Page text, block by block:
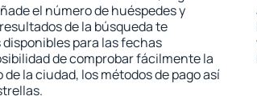
el número de huéspedes y
de la búsqueda te
para las fechas
de comprobar fácilmente la
la ciudad, los métodos de pago así